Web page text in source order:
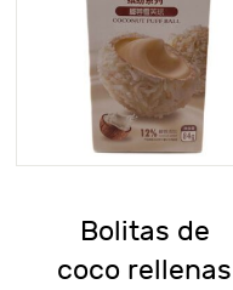
Bolitas de
coco rellenas